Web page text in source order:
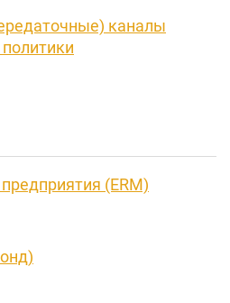
каналы
(ERM)